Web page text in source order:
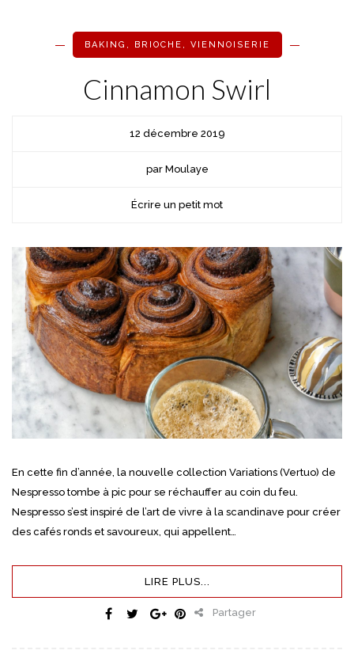
BAKING , BRIOCHE , VIENNOISERIE
Cinnamon Swirl
12 décembre 2019
par Moulaye
Écrire un petit mot
En cette fin d’année, la nouvelle collection Variations (Vertuo) de
Nespresso tombe à pic pour se réchauffer au coin du feu.
Nespresso s’est inspiré de l’art de vivre à la scandinave pour créer
des cafés ronds et savoureux, qui appellent…
LIRE PLUS...
Partager